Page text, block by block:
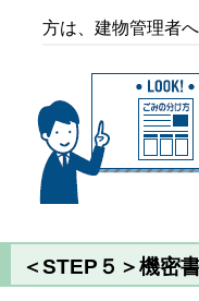
方は、建物管理者
＜STEP５＞機密